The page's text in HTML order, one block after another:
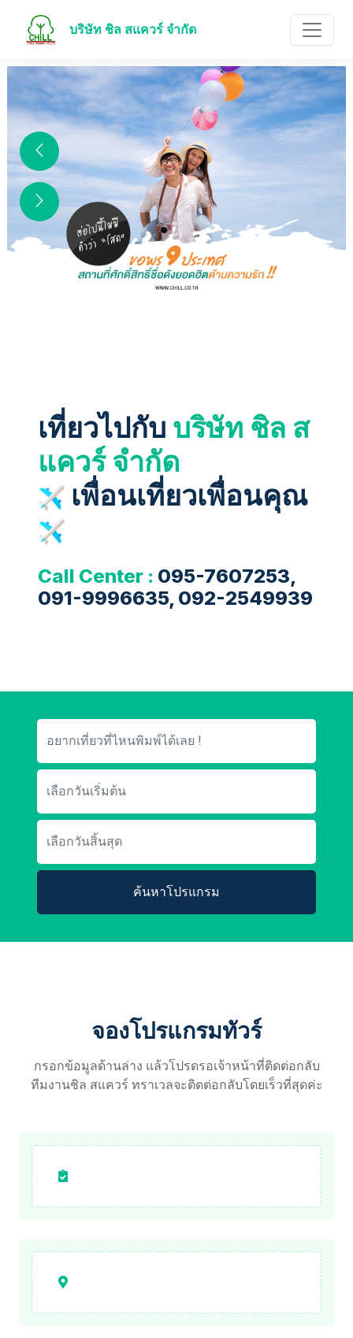
บริษัท ชิล สแควร์ จำกัด
เที่ยวไปกับ บริษัท ชิล ส
แควร์ จำกัด
เพื่อนเที่ยวเพื่อนคุณ
Call Center : 095-7607253,
091-9996635, 092-2549939
ค้นหาโปรแกรม
จองโปรแกรมทัวร์
กรอกข้อมูลด้านล่าง แล้วโปรดรอเจ้าหน้าที่ติดต่อกลับ
ทีมงานชิล สแควร์ ทราเวลจะติดต่อกลับโดยเร็วที่สุดค่ะ